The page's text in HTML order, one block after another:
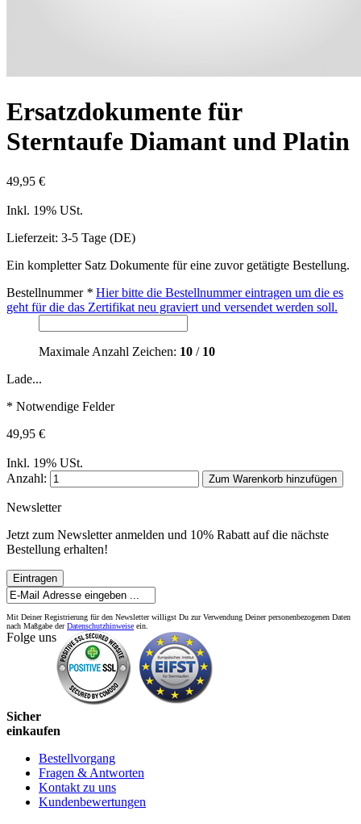
Ersatzdokumente für
Sterntaufe Diamant und Platin
49,95 €
Inkl. 19% USt.
Lieferzeit: 3-5 Tage (DE)
Ein kompletter Satz Dokumente für eine zuvor getätigte Bestellung.
Bestellnummer * Hier bitte die Bestellnummer eintragen um die es
geht für die das Zertifikat neu graviert und versendet werden soll.
Maximale Anzahl Zeichen: 10 / 10
Lade...
* Notwendige Felder
49,95 €
Inkl. 19% USt.
Anzahl:
Zum Warenkorb hinzufügen
Newsletter
Jetzt zum Newsletter anmelden und 10% Rabatt auf die nächste
Bestellung erhalten!
Eintragen
Mit Deiner Registrierung für den Newsletter willigst Du zur Verwendung Deiner personenbezogenen Daten
nach Maßgabe derDatenschutzhinweise ein.
Folge uns
Sicher
einkaufen
Bestellvorgang
Fragen & Antworten
Kontakt zu uns
Kundenbewertungen